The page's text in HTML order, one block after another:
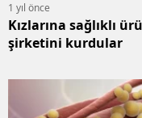
1 yıl önce
Kızlarına sağlıklı
şirketini kurdular